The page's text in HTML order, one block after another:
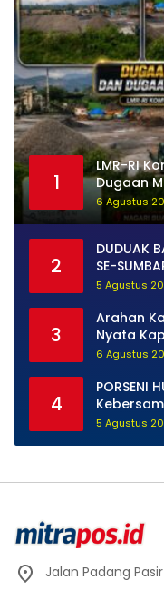
1
LMR-RI
Dugaan
Dugaan
Diselidiki
6 Agustus
2
DUDUAK
SE-
5 Agustus
3
Arahan
Nyata
6 Agustus
4
PORSENI
Padang
5 Agustus
Jalan Padang